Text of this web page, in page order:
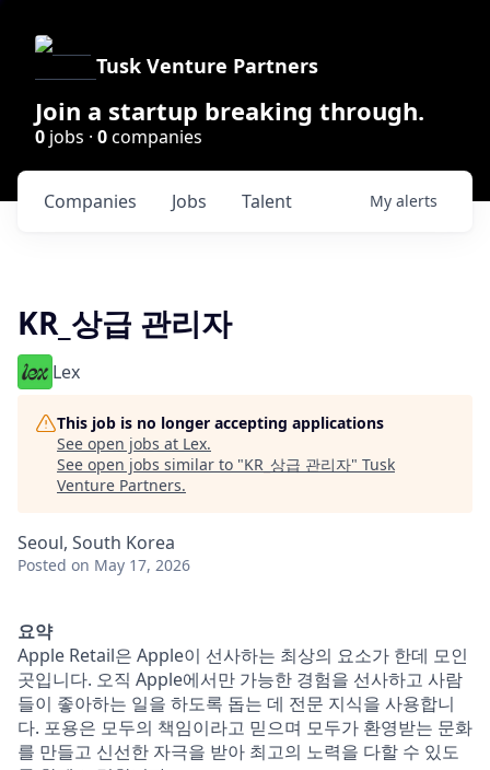
Tusk Venture Partners
Join a startup breaking through.
0 jobs · 0companies
Jobs
Companies Talent My alerts
KR_상급 관리자
Lex
This job is no longer accepting applications
See open jobs at Lex.
See open jobs similar to "KR_상급 관리자" Tusk
Venture Partners.
Seoul, South Korea
Posted on May 17, 2026
요약
Apple Retail은 Apple이 선사하는 최상의 요소가 한데 모인
곳입니다. 오직 Apple에서만 가능한 경험을 선사하고 사람
들이 좋아하는 일을 하도록 돕는 데 전문 지식을 사용합니
다. 포용은 모두의 책임이라고 믿으며 모두가 환영받는 문화
를 만들고 신선한 자극을 받아 최고의 노력을 다할 수 있도